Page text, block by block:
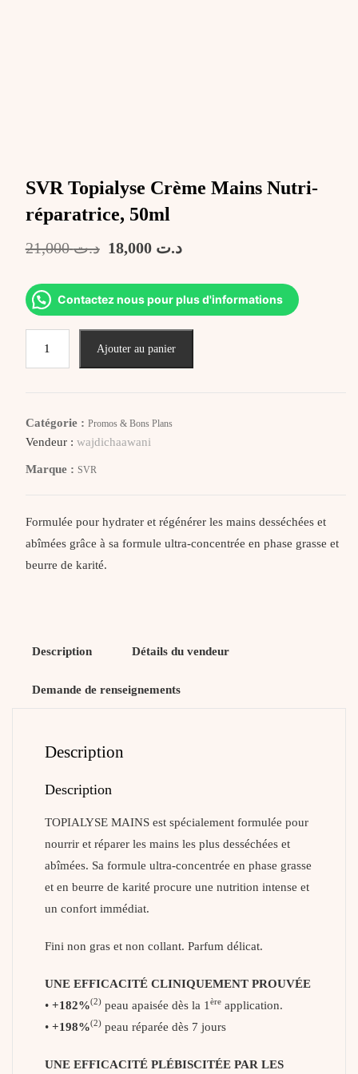
SVR Topialyse Crème Mains Nutri-
réparatrice, 50ml
د.ت21,000
Le
était :
د.ت 21,000.
د.ت 18,000
est :
Contactez nous pour plus d'informations
réparatrice,
Ajouter au panier
Catégorie : Promos & Bons Plans
Vendeur : wajdichaawani
Marque : SVR
Formulée pour hydrater et régénérer les mains desséchées et
abîmées grâce à sa formule ultra-concentrée en phase grasse et
beurre de karité.
Description Détails du vendeur
Demande de renseignements
Description
Description
TOPIALYSE MAINS est spécialement formulée pour
nourrir et réparer les mains les plus desséchées et
abîmées. Sa formule ultra-concentrée en phase grasse
et en beurre de karité procure une nutrition intense et
un confort immédiat.
Fini non gras et non collant. Parfum délicat.
UNE EFFICACITÉ CLINIQUEMENT PROUVÉE
• +182%(2) peau apaisée dès la 1 ère application.
• +198%(2) peau réparée dès 7 jours
UNE EFFICACITÉ PLÉBISCITÉE PAR LES